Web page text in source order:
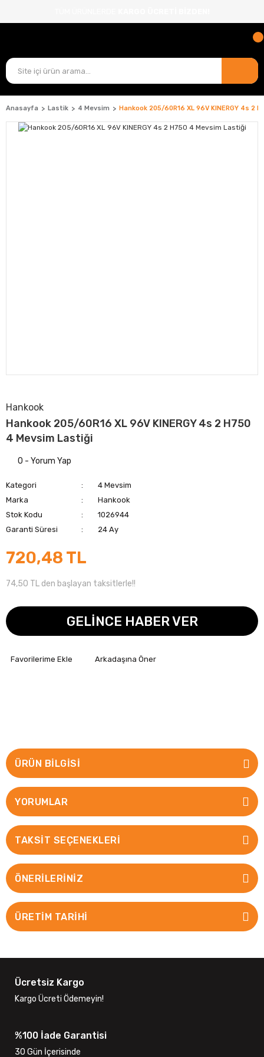
Anasayfa Lastik 4 Mevsim Hankook 205/60R16 XL 96V KINERGY 4s 2
Hankook
Hankook 205/60R16 XL 96V KINERGY 4s 2 H750
4 Mevsim Lastiği
0 - Yorum Yap
Kategori
4 Mevsim
Marka
Hankook
Stok Kodu
1026944
Garanti Süresi
24 Ay
720,48 TL
74,50 TL den başlayan taksitlerle!!
GELİNCE HABER VER
Arkadaşına Öner
ÜRÜN BILGISI
YORUMLAR
TAKSIT SEÇENEKLERI
ÖNERILERINIZ
ÜRETİM TARİHİ
Ücretsiz Kargo
Kargo Ücreti Ödemeyin!
%100 İade Garantisi
30 Gün İçerisinde